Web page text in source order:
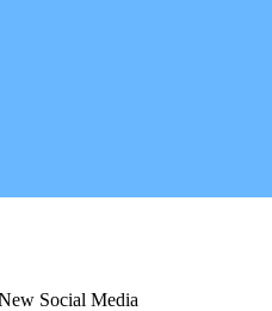
Social Media